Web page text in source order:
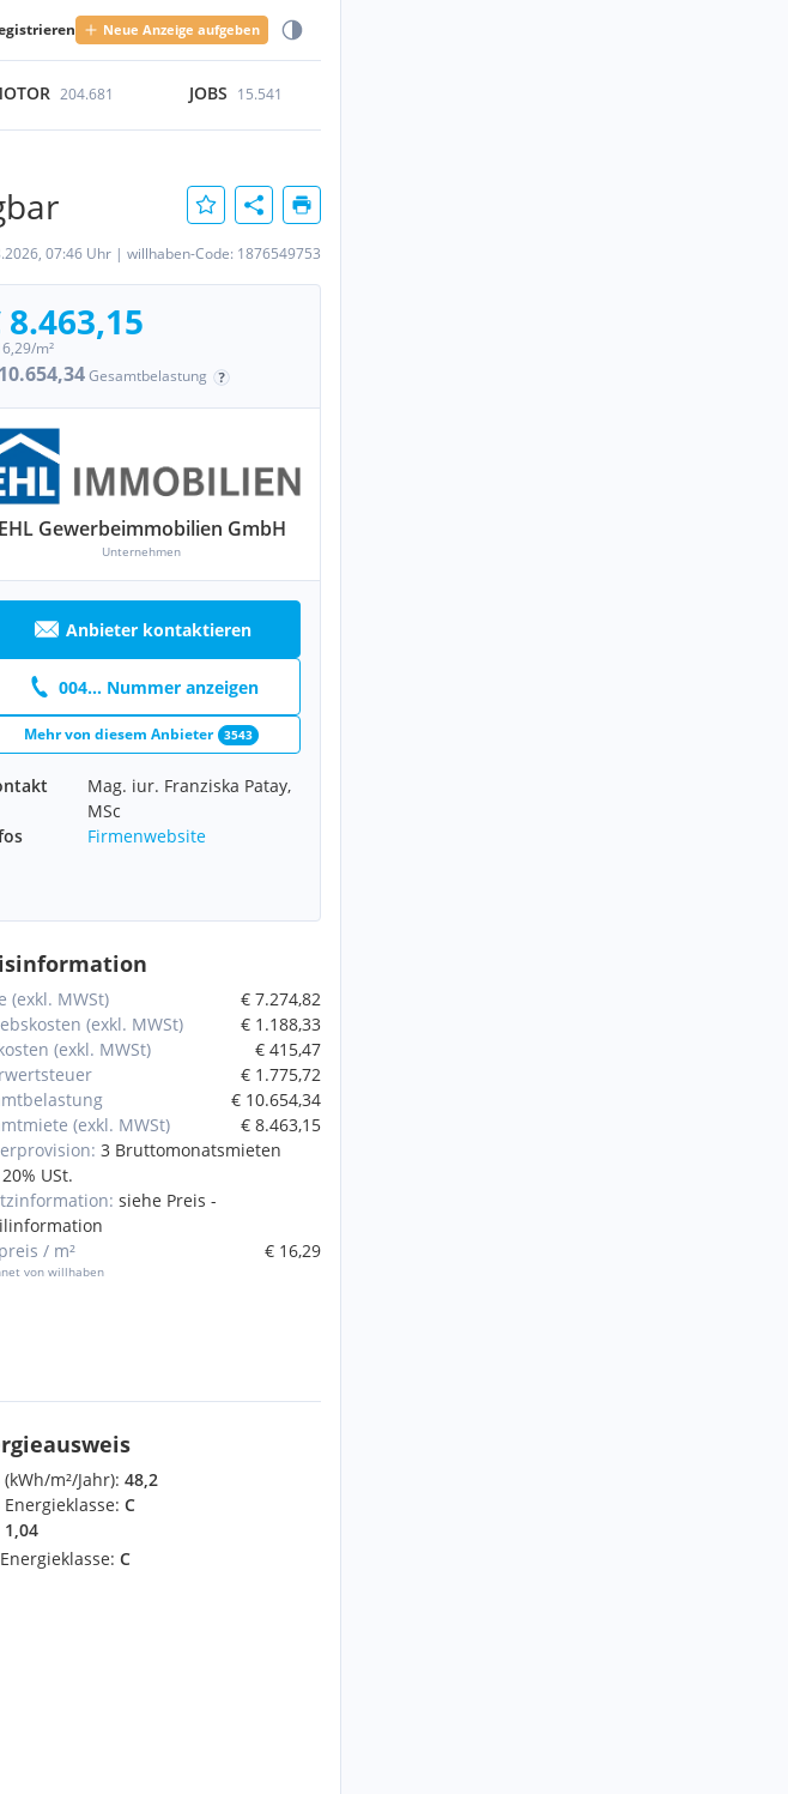
Neue Anzeige aufgeben
204.681 JOBS 15.541
07:46 Uhr | willhaben-Code: 1876549753
8.463,15
m²
Gesamtbelastung
EHL Gewerbeimmobilien GmbH
Unternehmen
Anbieter kontaktieren
004... Nummer anzeigen
Mehr von diesem Anbieter 3543
Mag. iur. Franziska Patay,
MSc
Firmenwebsite
(exkl. MWSt)
€ 7.274,82
(exkl. MWSt)
€ 1.188,33
(exkl. MWSt)
€ 415,47
€ 1.775,72
€ 10.654,34
(exkl. MWSt)
€ 8.463,15
3 Bruttomonatsmieten
USt.
siehe Preis -
/ m²
von willhaben
€ 16,29
(kWh/m²/Jahr): 48,2
Energieklasse: C
1,04
Energieklasse: C